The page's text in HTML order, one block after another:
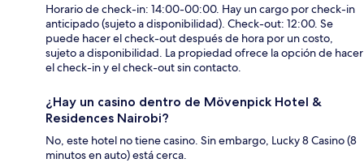
Horario de check-in: 14:00-00:00. Hay un cargo por check-in
anticipado (sujeto a disponibilidad). Check-out: 12:00. Se
puede hacer el check-out después de hora por un costo,
sujeto a disponibilidad. La propiedad ofrece la opción de hacer
el check-in y el check-out sin contacto.
¿Hay un casino dentro de Mövenpick Hotel &
Residences Nairobi?
No, este hotel no tiene casino. Sin embargo, Lucky 8 Casino (8
minutos en auto) está cerca.